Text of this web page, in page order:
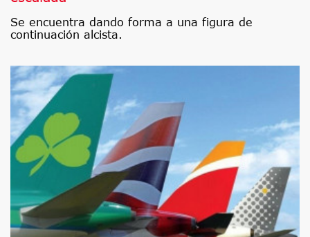
Se encuentra dando forma a una figura de
continuación alcista.